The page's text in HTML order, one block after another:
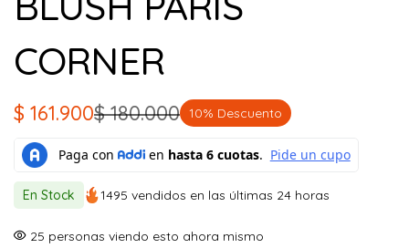
CORNER
$180.000
El
precio
original
era:
$ 180.000.
$ 161.900
El
precio
actual
es:
$ 161.900.
10% Descuento
En Stock 1495 vendidos en las últimas 24 horas
25 personas viendo esto ahora mismo